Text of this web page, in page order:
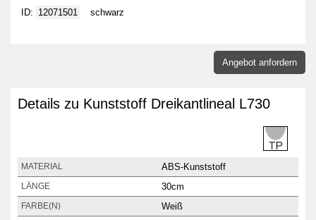
ID: 12071501 schwarz
Angebot anfordern
Details zu Kunststoff Dreikantlineal L730
MATERIAL ABS-Kunststoff
LÄNGE 30cm
FARBE(N) Weiß